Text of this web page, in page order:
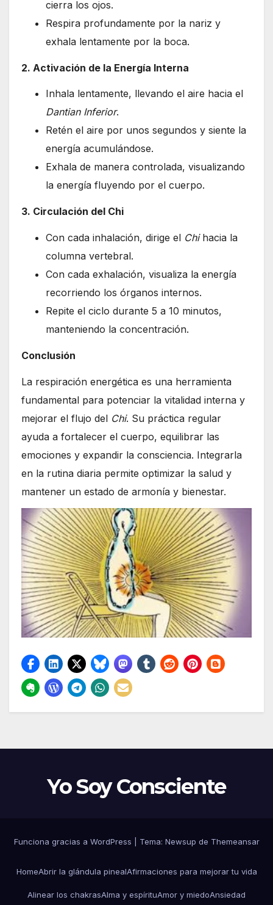
cierra los ojos.
Respira profundamente por la nariz y
exhala lentamente por la boca.
2. Activación de la Energía Interna
Inhala lentamente, llevando el aire hacia el
Dantian Inferior.
Retén el aire por unos segundos y siente la
energía acumulándose.
Exhala de manera controlada, visualizando
la energía fluyendo por el cuerpo.
3. Circulación del Chi
Con cada inhalación, dirige el Chihacia la
columna vertebral.
Con cada exhalación, visualiza la energía
recorriendo los órganos internos.
Repite el ciclo durante 5 a 10 minutos,
manteniendo la concentración.
Conclusión
La respiración energética es una herramienta
fundamental para potenciar la vitalidad interna y
mejorar el flujo del Chi. Su práctica regular
ayuda a fortalecer el cuerpo, equilibrar las
emociones y expandir la consciencia. Integrarla
en la rutina diaria permite optimizar la salud y
mantener un estado de armonía y bienestar.
Yo Soy Consciente
Funciona gracias a WordPress Tema: Newsup de Themeansar
HomeAbrir la glándula pinealAfirmaciones para mejorar tu vida
Alinear los chakrasAlma y espírituAmor y miedoAnsiedad